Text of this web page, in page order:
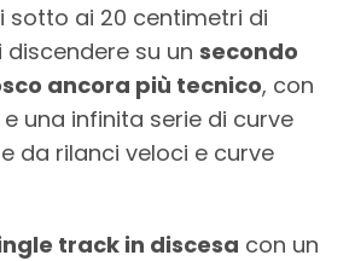
sotto ai 20 centimetri di
su un secondo
ancora più tecnico, con
una infinita serie di curve
da rilanci veloci e curve
track in discesa con un